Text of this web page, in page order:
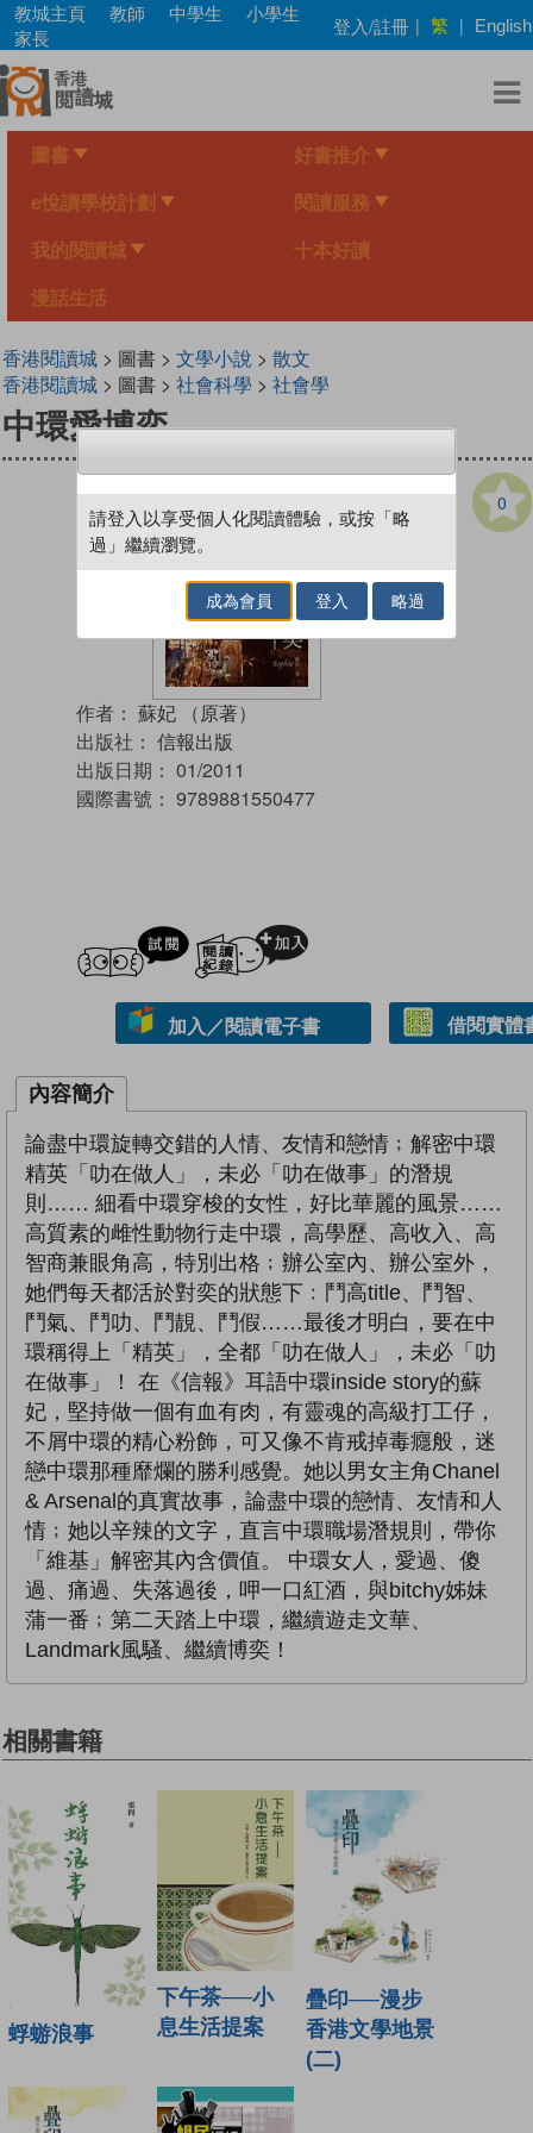
Skip
main
content
教城主頁 教師 中學生
小學生
家長
登入/註冊 | 繁 | English
圖書 好書推介
e悅讀學校計劃 閱讀服務
我的閱讀城 十本好讀
漫話生活
香港閱讀城> 圖書 > 文學小說 > 散文
香港閱讀城> 圖書 > 社會科學 > 社會學
中環愛博奕
0
作者： 蘇妃 （原著）
出版社： 信報出版
出版日期： 01/2011
國際書號： 9789881550477
試閲
加入／閱讀電子書 借閱實體
內容簡介
論盡中環旋轉交錯的人情、友情和戀情﹔解密中環
精英「叻在做人」，未必「叻在做事」的潛規
則…… 細看中環穿梭的女性，好比華麗的風景……
高質素的雌性動物行走中環，高學歷、高收入、高
智商兼眼角高，特別出格﹔辦公室內、辦公室外，
她們每天都活於對奕的狀態下﹕鬥高title、鬥智、
鬥氣、鬥叻、鬥靚、鬥假……最後才明白，要在中
環稱得上「精英」，全都「叻在做人」，未必「叻
在做事」！ 在《信報》耳語中環inside story的蘇
妃，堅持做一個有血有肉，有靈魂的高級打工仔，
不屑中環的精心粉飾，可又像不肯戒掉毒癮般，迷
戀中環那種靡爛的勝利感覺。她以男女主角Chanel
& Arsenal的真實故事，論盡中環的戀情、友情和人
情﹔她以辛辣的文字，直言中環職場潛規則，帶你
「維基」解密其內含價值。 中環女人，愛過、傻
過、痛過、失落過後，呷一口紅酒，與bitchy姊妹
蒲一番﹔第二天踏上中環，繼續遊走文華、
Landmark風騷、繼續博奕！
相關書籍
蜉蝣浪事
下午茶──小
息生活提案
疊印──漫步
香港文學地景
(二)
請登入以享受個人化閱讀體驗，或按「略
過」繼續瀏覽。
成為會員 登入 略過